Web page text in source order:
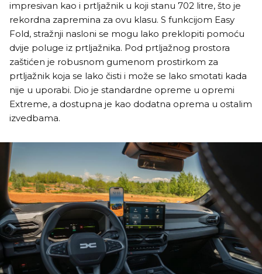
impresivan kao i prtljažnik u koji stanu 702 litre, što je
rekordna zapremina za ovu klasu. S funkcijom Easy
Fold, stražnji nasloni se mogu lako preklopiti pomoću
dvije poluge iz prtljažnika. Pod prtljažnog prostora
zaštićen je robusnom gumenom prostirkom za
prtljažnik koja se lako čisti i može se lako smotati kada
nije u uporabi. Dio je standardne opreme u opremi
Extreme, a dostupna je kao dodatna oprema u ostalim
izvedbama.